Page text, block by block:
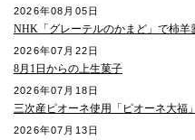
2026年08月05日
NHK「グレーテルのかまど」で柿羊
2026年07月22日
8月1日からの上生菓子
2026年07月18日
三次産ピオーネ使用「ピオーネ大福」
2026年07月13日